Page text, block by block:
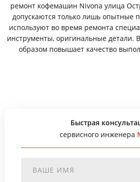
ремонт кофемашин Nivona улица
допускаются только лишь опытные
используют во время ремонта
инструменты, оригинальные детали.
образом повышает качество
Быстрая
сервисного инженера